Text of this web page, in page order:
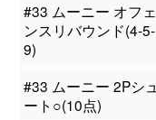
#33 ムーニー オフェ
ンスリバウンド(4-5-
9)
#33 ムーニー 2Pシュ
ート○(10点)